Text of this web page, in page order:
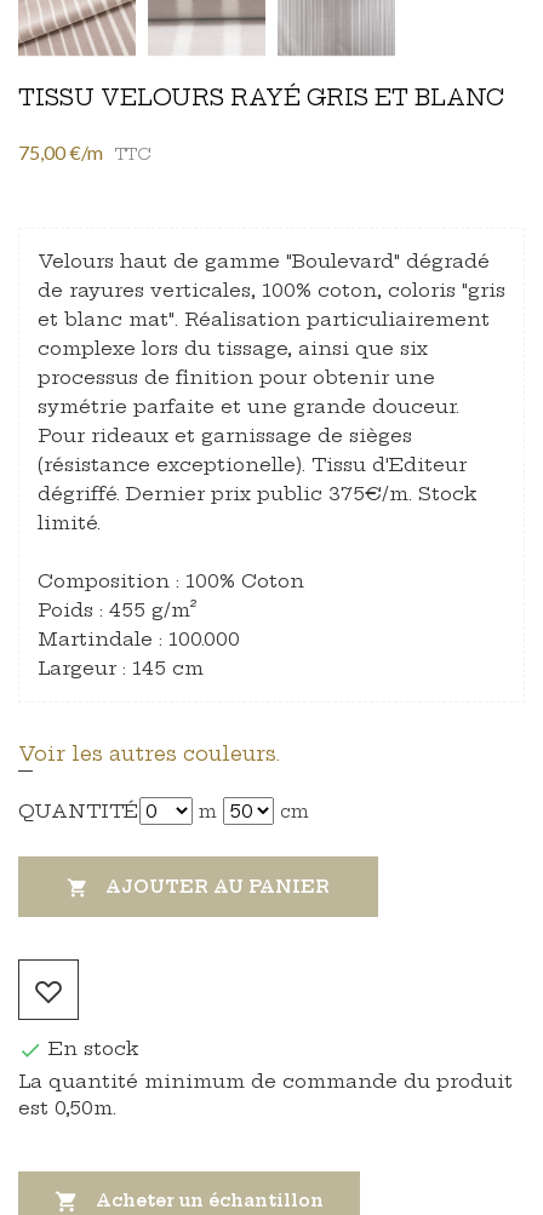
TISSU VELOURS RAYÉ GRIS ET BLANC
75,00 €/m TTC
Velours haut de gamme "Boulevard" dégradé
de rayures verticales, 100% coton, coloris "gris
et blanc mat". Réalisation particuliairement
complexe lors du tissage, ainsi que six
processus de finition pour obtenir une
symétrie parfaite et une grande douceur.
Pour rideaux et garnissage de sièges
(résistance exceptionelle). Tissu d'Editeur
dégriffé. Dernier prix public 375€/m. Stock
limité.
Composition : 100% Coton
Poids : 455 g/m²
Martindale : 100.000
Largeur : 145 cm
Voir les autres couleurs.
QUANTITÉ m cm
 AJOUTER AU PANIER
 En stock
La quantité minimum de commande du produit
est 0,50m.
 Acheter un échantillon